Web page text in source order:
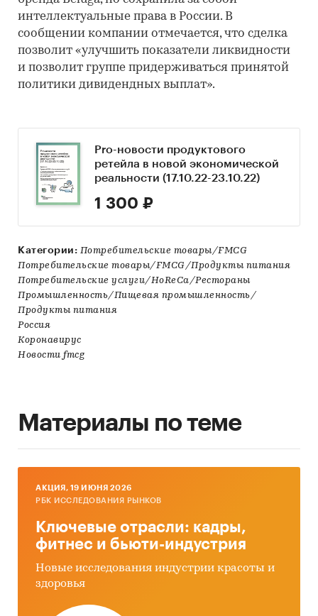
интеллектуальные права в России. В
сообщении компании отмечается, что сделка
позволит «улучшить показатели ликвидности
и позволит группе придерживаться принятой
политики дивидендных выплат».
Pro-новости продуктового
ретейла в новой экономической
реальности (17.10.22-23.10.22)
1 300 ₽
Категории: Потребительские товары/FMCG
Потребительские товары/FMCG/Продукты питания
Потребительские услуги/HoReCa/Рестораны
Промышленность/Пищевая промышленность/
Продукты питания
Россия
Коронавирус
Новости fmcg
Материалы по теме
AКЦИЯ, 19 ИЮНЯ 2026
РБК ИССЛЕДОВАНИЯ РЫНКОВ
Ключевые отрасли: кадры,
фитнес и бьюти-индустрия
Новые исследования индустрии красоты и
здоровья